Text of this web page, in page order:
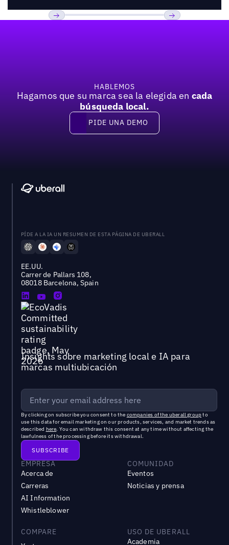
HABLEMOS
Hagamos que su marca sea la elegida en cada
búsqueda local.
Pide una demo
PIDE UNA DEMO
PÍDE A LA IA UN RESUMEN DE ESTA PÁGINA DE UBERALL
EE.UU.
Carrer de Pallars 108,
08018 Barcelona, Spain
Insights sobre marketing local e IA para
marcas multiubicación
By clicking on subscribe you consent to the companies of the uberall groupto
use this data for email marketing on our products, services, and market trends as
described here. You can withdraw this consent at any time without affecting the
lawfulness of the processing before its withdrawal.
EMPRESA
Acerca de
Carreras
AI Information
Whistleblower
COMUNIDAD
Eventos
Noticias y prensa
COMPARE
USO DE UBERALL
Academia